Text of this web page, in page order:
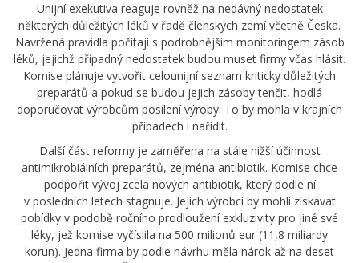
Unijní exekutiva reaguje rovněž na nedávný nedostatek
některých důležitých léků v řadě členských zemí včetně Česka.
Navržená pravidla počítají s podrobnějším monitoringem zásob
léků, jejichž případný nedostatek budou muset firmy včas hlásit.
Komise plánuje vytvořit celounijní seznam kriticky důležitých
preparátů a pokud se budou jejich zásoby tenčit, hodlá
doporučovat výrobcům posílení výroby. To by mohla v krajních
případech i nařídit.
Další část reformy je zaměřena na stále nižší účinnost
antimikrobiálních preparátů, zejména antibiotik. Komise chce
podpořit vývoj zcela nových antibiotik, který podle ní
v posledních letech stagnuje. Jejich výrobci by mohli získávat
pobídky v podobě ročního prodloužení exkluzivity pro jiné své
léky, jež komise vyčíslila na 500 milionů eur (11,8 miliardy
korun). Jedna firma by podle návrhu měla nárok až na deset